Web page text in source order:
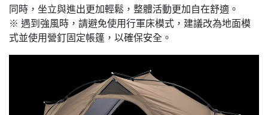
同時，坐立與進出更加輕鬆，整體活動更加自在舒適。
※ 遇到強風時，請避免使用行軍床模式，建議改為地面模
式並使用營釘固定帳篷，以確保安全。